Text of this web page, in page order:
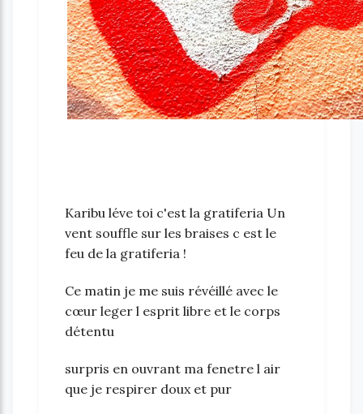
Karibu léve toi c'est la gratiferia Un
vent souffle sur les braises c est le
feu de la gratiferia !
Ce matin je me suis révéillé avec le
cœur leger l esprit libre et le corps
détentu
surpris en ouvrant ma fenetre l air
que je respirer doux et pur